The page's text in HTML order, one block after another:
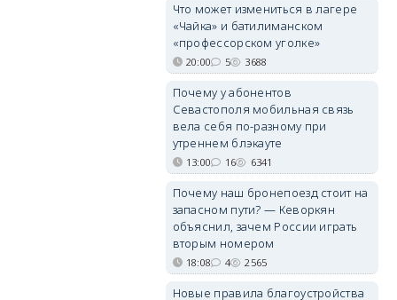
Что может измениться в лагере
«Чайка» и батилиманском
«профессорском уголке»
20:00 5 3688
Почему у абонентов
Севастополя мобильная связь
вела себя по-разному при
утреннем блэкауте
13:00 16 6341
Почему наш бронепоезд стоит на
запасном пути? — Кеворкян
объяснил, зачем России играть
вторым номером
18:08 4 2565
Новые правила благоустройства